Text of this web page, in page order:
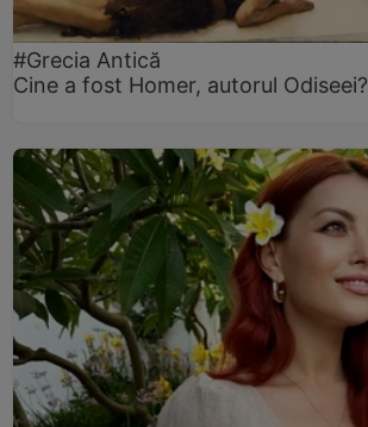
#Grecia Antică
Cine a fost Homer, autorul Odiseei?